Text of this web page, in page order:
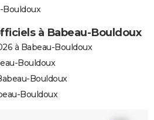
Bouldoux
à Babeau-Bouldoux
à Babeau-Bouldoux
Bouldoux
Bouldoux
Bouldoux